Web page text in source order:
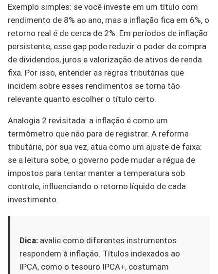
Exemplo simples: se você investe em um título com
rendimento de 8% ao ano, mas a inflação fica em 6%, o
retorno real é de cerca de 2%. Em períodos de inflação
persistente, esse gap pode reduzir o poder de compra
de dividendos, juros e valorização de ativos de renda
fixa. Por isso, entender as regras tributárias que
incidem sobre esses rendimentos se torna tão
relevante quanto escolher o título certo.
Analogia 2 revisitada: a inflação é como um
termômetro que não para de registrar. A reforma
tributária, por sua vez, atua como um ajuste de faixa:
se a leitura sobe, o governo pode mudar a régua de
impostos para tentar manter a temperatura sob
controle, influenciando o retorno líquido de cada
investimento.
Dica: avalie como diferentes instrumentos
respondem à inflação. Títulos indexados ao
IPCA, como o tesouro IPCA+, costumam